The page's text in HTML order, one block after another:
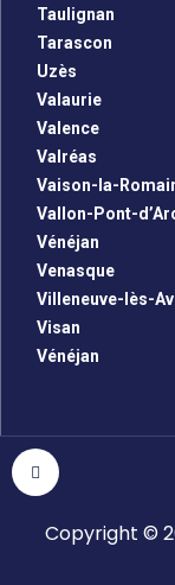
Taulignan
Tarascon
Uzès
Valaurie
Valence
Valréas
Vaison-la-
Vallon-Pont-
Vénéjan
Venasque
Villeneuve-lès-
Visan
Vénéjan
Copyright ©